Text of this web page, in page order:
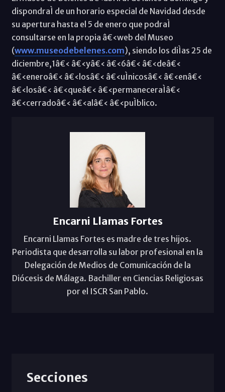
dispondraÌ de un horario especial de Navidad desde
su apertura hasta el 5 de enero que podraÌ
consultarse en la propia â€‹web del Museo
(www.museodebelenes.com), siendo los diÌas 25 de
diciembre,1â€‹ â€‹yâ€‹ â€‹6â€‹ â€‹deâ€‹
â€‹eneroâ€‹ â€‹losâ€‹ â€‹uÌnicosâ€‹ â€‹enâ€‹
â€‹losâ€‹ â€‹queâ€‹ â€‹permaneceraÌâ€‹
â€‹cerradoâ€‹ â€‹alâ€‹ â€‹puÌblico.
Encarni Llamas Fortes
Encarni Llamas Fortes es madre de tres hijos.
Periodista que desarrolla su labor profesional en la
Delegación de Medios de Comunicación de la
Diócesis de Málaga. Bachiller en Ciencias Religiosas
por el ISCR San Pablo.
Secciones